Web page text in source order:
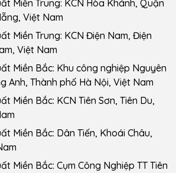
Miền Trung: KCN Hòa Khánh, Quận
Việt Nam
Miền Trung: KCN Điện Nam, Điện
Việt Nam
Miền Bắc: Khu công nghiệp Nguyên
Anh, Thành phố Hà Nội, Việt Nam
Miền Bắc: KCN Tiên Sơn, Tiên Du,
Miền Bắc: Dân Tiến, Khoái Châu,
Miền Bắc: Cụm Công Nghiệp TT Tiên